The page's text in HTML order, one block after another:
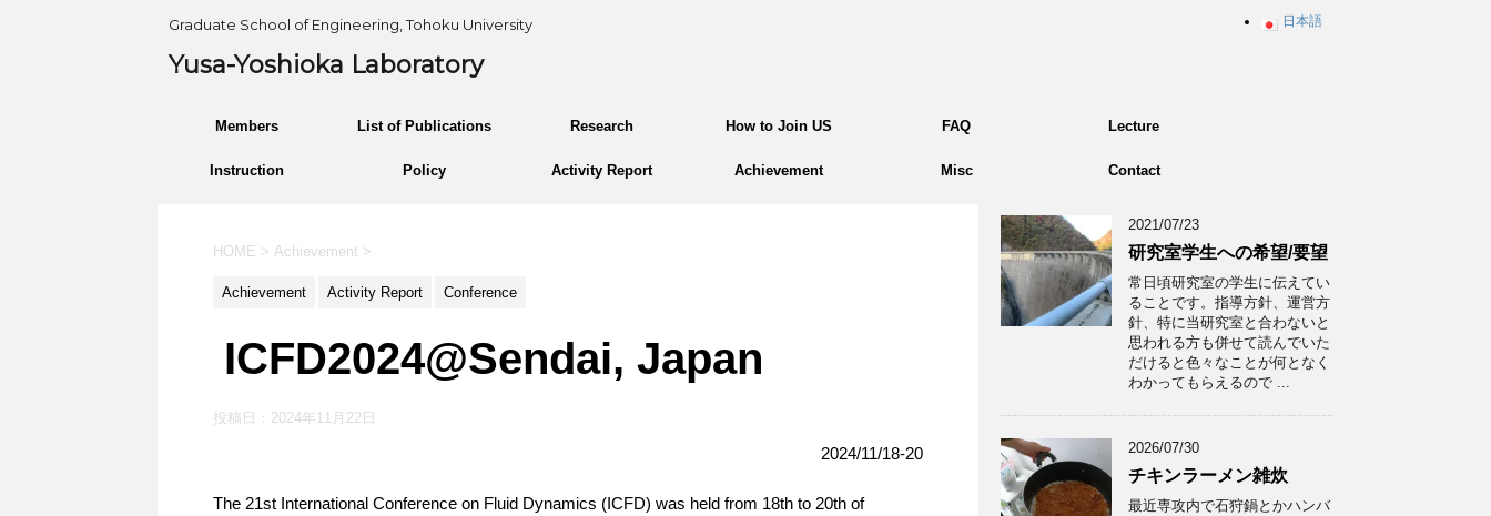
Graduate School of Engineering, Tohoku University
Yusa-Yoshioka Laboratory
日本語
Members List of Publications Research How to Join US FAQ Lecture
Instruction Policy Activity Report Achievement Misc Contact
HOME > Achievement >
Achievement Activity Report Conference
ICFD2024@Sendai, Japan
投稿日： 2024年11月22日
2024/11/18-20
The 21st International Conference on Fluid Dynamics (ICFD) was held from 18th to 20th of
2021/07/23
研究室学生への希望/要望
常日頃研究室の学生に伝えてい
ることです。指導方針、運営方
針、特に当研究室と合わないと
思われる方も併せて読んでいた
だけると色々なことが何となく
わかってもらえるので ...
2026/07/30
チキンラーメン雑炊
最近専攻内で石狩鍋とかハンバ